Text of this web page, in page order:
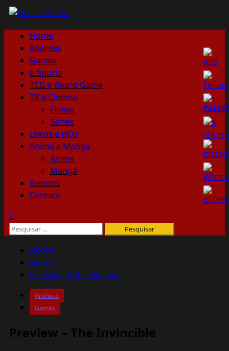
Skip
content
Primary
Menu
Home
Análises
Games
e-Sports
TCG e Board Game
TV e Cinema
Filmes
Séries
Livros e HQs
Anime e Mangá
Anime
Mangá
Eventos
Contato
Pesquisar
Home
Games
Preview – The Invincible
Análises
Games
Preview – The Invincible